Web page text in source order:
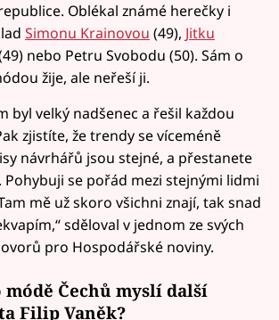
Oblékal známé herečky i
Simonu Krainovou (49), Jitku
nebo Petru Svobodu (50). Sám o
žije, ale neřeší ji.
byl velký nadšenec a řešil každou
zjistíte, že trendy se víceméně
návrhářů jsou stejné, a přestanete
se pořád mezi stejnými lidmi
mě už skoro všichni znají, tak snad
sděloval v jednom ze svých
pro Hospodářské noviny.
módě Čechů myslí další
Filip Vaněk?